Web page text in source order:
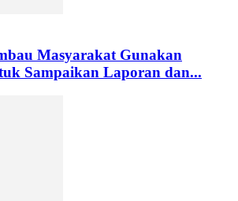
Masyarakat Gunakan
Sampaikan Laporan dan...